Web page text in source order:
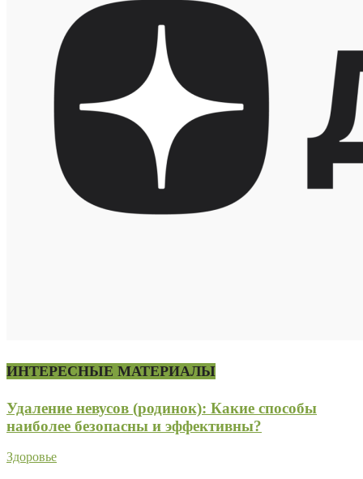
ИНТЕРЕСНЫЕ МАТЕРИАЛЫ
Удаление невусов (родинок): Какие способы
наиболее безопасны и эффективны?
Здоровье